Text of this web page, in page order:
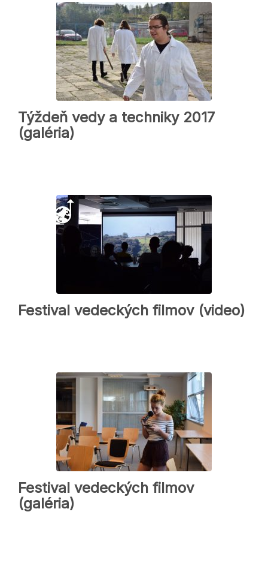
Týždeň vedy a techniky 2017
(galéria)
Festival vedeckých filmov (video)
Festival vedeckých filmov
(galéria)